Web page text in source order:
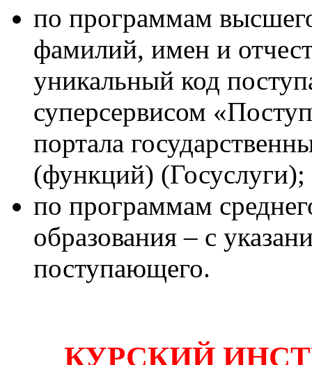
по программам
фамилий, имен и
уникальный код
суперсервисом
портала
(функций) (Госуслуги);
по программам
образования – с
поступающего.
КУРСКИЙ